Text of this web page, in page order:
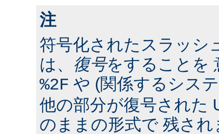
注
符号化されたスラッシ
は、 復号をすることを
%2F や (関係するシス
他の部分が復号された
のままの形式で 残され